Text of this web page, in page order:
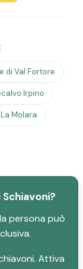
di Val Fortore
Irpino
Molara
persona può
Attiva